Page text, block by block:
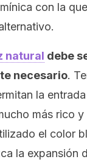
con la
natural debe
necesario.
la
más rico
el color
la expansión